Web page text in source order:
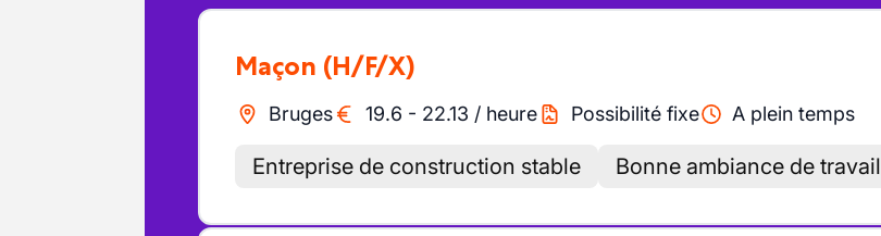
Maçon (H/F/X)
Bruges 19.6 - 22.13 / heure Possibilité fixe A plein temps
Entreprise de construction stable Bonne ambiance de travail